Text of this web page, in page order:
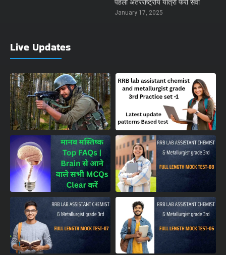
पहली अंतरराष्ट्रीय यात्री फेरी सेवा
January 17, 2025
Live Updates